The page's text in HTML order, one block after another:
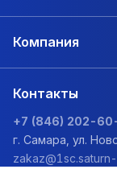
Компания
Контакты
+7 (846) 202-
г. Самара, ул.